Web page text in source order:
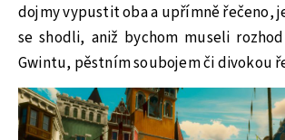
dojmy vypustit oba a upřímně řečeno,
se shodli, aniž bychom museli
Gwintu, pěstním soubojem či divokou